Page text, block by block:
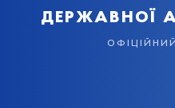
державної